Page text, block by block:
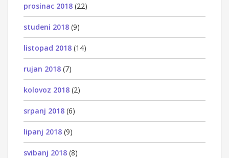
prosinac 2018 (22)
studeni 2018 (9)
listopad 2018 (14)
rujan 2018 (7)
kolovoz 2018 (2)
srpanj 2018 (6)
lipanj 2018 (9)
svibanj 2018 (8)